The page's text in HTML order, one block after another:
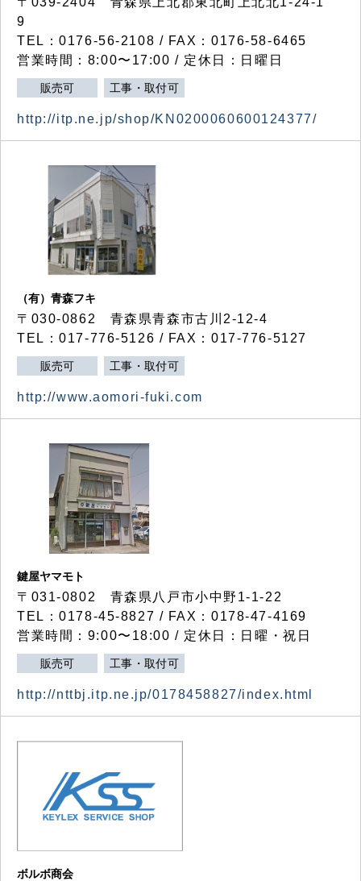
9
TEL：0176-56-2108 / FAX：0176-58-6465
営業時間：8:00〜17:00 / 定休日：日曜日
販売可 工事・取付可
http://itp.ne.jp/shop/KN0200060600124377/
（有）青森フキ
〒030-0862 青森県青森市古川2-12-4
TEL：017-776-5126 / FAX：017-776-5127
販売可 工事・取付可
http://www.aomori-fuki.com
鍵屋ヤマモト
〒031-0802 青森県八戸市小中野1-1-22
TEL：0178-45-8827 / FAX：0178-47-4169
営業時間：9:00〜18:00 / 定休日：日曜・祝日
販売可 工事・取付可
http://nttbj.itp.ne.jp/0178458827/index.html
ボルボ商会